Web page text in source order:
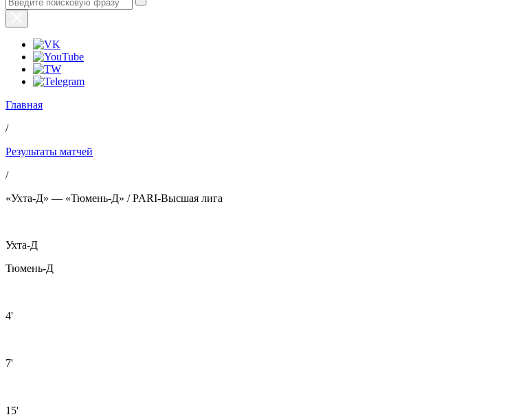
Главная
/
Результаты матчей
/
«Ухта-Д» — «Тюмень-Д» / PARI-Высшая лига
Ухта-Д
Тюмень-Д
4'
7'
15'